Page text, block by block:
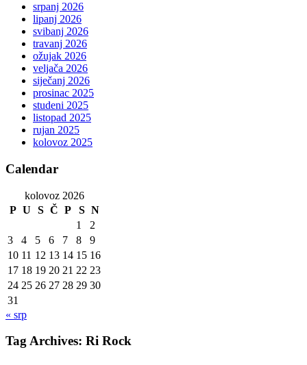
srpanj 2026
lipanj 2026
svibanj 2026
travanj 2026
ožujak 2026
veljača 2026
siječanj 2026
prosinac 2025
studeni 2025
listopad 2025
rujan 2025
kolovoz 2025
Calendar
kolovoz 2026
P U S Č P S N
1
2
3
4 5 6 7 8
9
10 11 12 13 14 15 16
17 18 19 20 21 22 23
24 25 26 27 28 29 30
31
« srp
Tag Archives: Ri Rock